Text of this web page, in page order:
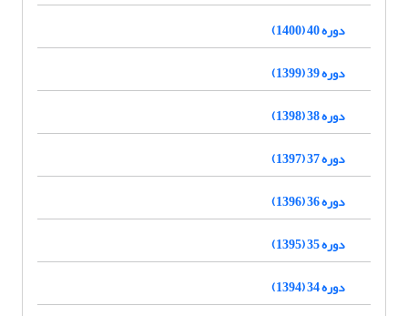
دوره 40 (1400)
دوره 39 (1399)
دوره 38 (1398)
دوره 37 (1397)
دوره 36 (1396)
دوره 35 (1395)
دوره 34 (1394)